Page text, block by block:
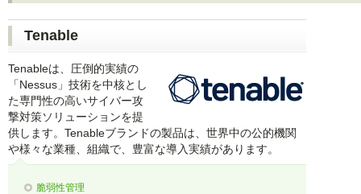
Tenable
Tenableは、圧倒的実績の
「Nessus」技術を中核とし
た専門性の高いサイバー攻
撃対策ソリューションを提
供します。Tenableブランドの製品は、世界中の公的機関
や様々な業種、組織で、豊富な導入実績があります。
脆弱性管理